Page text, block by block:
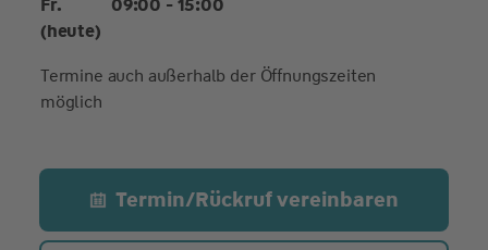
Fr.
(heute)
09:00 - 15:00
Termine auch außerhalb der Öffnungszeiten
möglich
Termin/Rückruf vereinbaren